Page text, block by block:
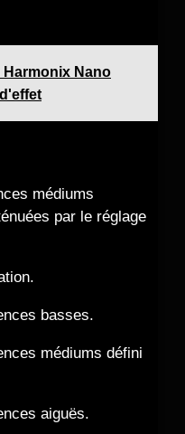
Nano
médiums
par le réglage
basses.
médiums défini
aiguës.